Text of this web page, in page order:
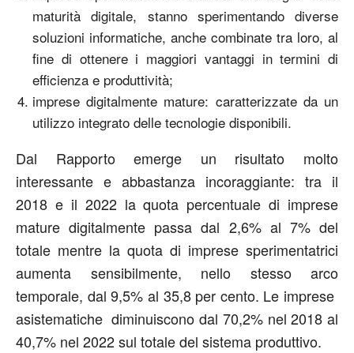
maturità digitale, stanno sperimentando diverse
soluzioni informatiche, anche combinate tra loro, al
fine di ottenere i maggiori vantaggi in termini di
efficienza e produttività;
imprese digitalmente mature: caratterizzate da un
utilizzo integrato delle tecnologie disponibili.
Dal Rapporto emerge un risultato molto
interessante e abbastanza incoraggiante: tra il
2018 e il 2022 la quota percentuale di imprese
mature digitalmente passa dal 2,6% al 7% del
totale mentre la quota di imprese sperimentatrici
aumenta sensibilmente, nello stesso arco
temporale, dal 9,5% al 35,8 per cento. Le imprese
asistematiche diminuiscono dal 70,2% nel 2018 al
40,7% nel 2022 sul totale del sistema produttivo.